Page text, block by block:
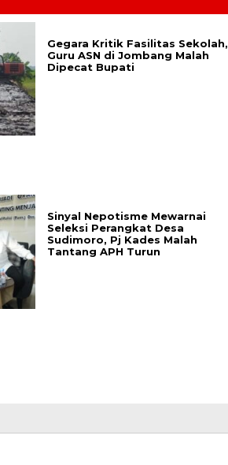
Gegara Kritik Fasilitas Sekolah,
Guru ASN di Jombang Malah
Dipecat Bupati
Sinyal Nepotisme Mewarnai
Seleksi Perangkat Desa
Sudimoro, Pj Kades Malah
Tantang APH Turun